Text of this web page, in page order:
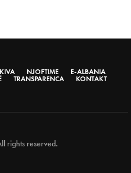
NJOFTIME
E-ALBANIA
TRANSPARENCA KONTAKT
rights reserved.